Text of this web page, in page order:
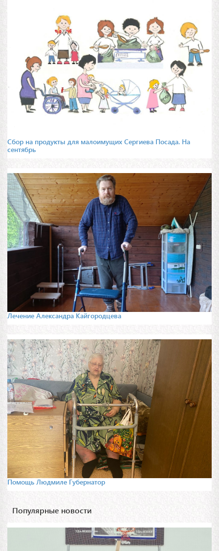
Сбор на продукты для малоимущих Сергиева Посада. На
сентябрь
Лечение Александра Кайгородцева
Помощь Людмиле Губернатор
Популярные новости